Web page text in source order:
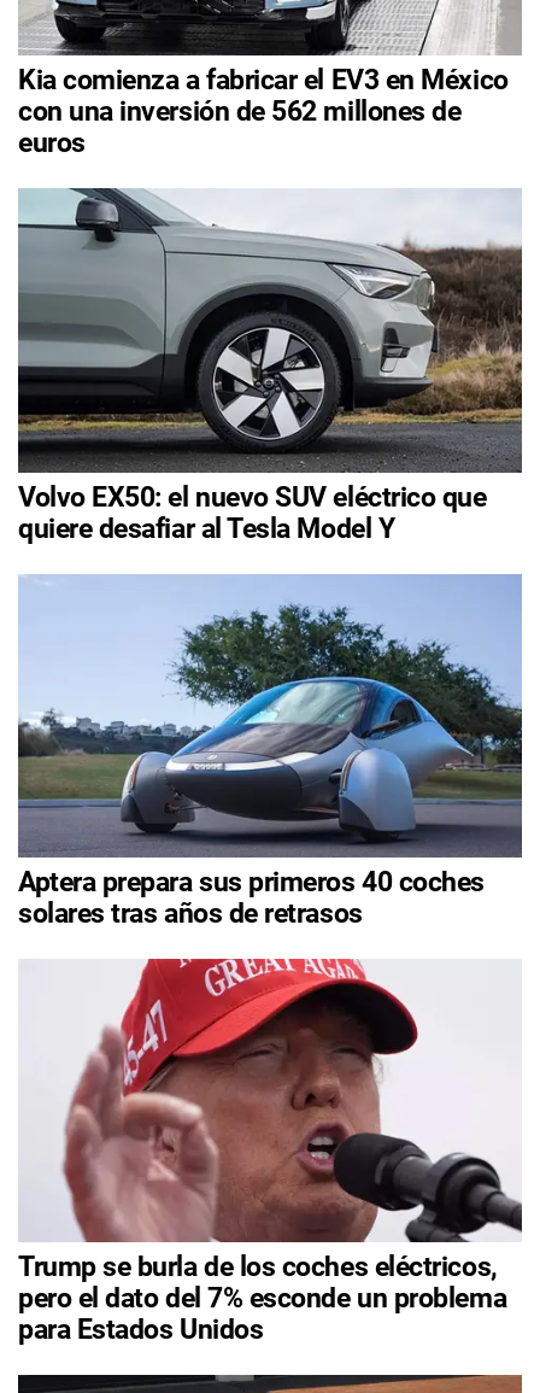
Kia comienza a fabricar el EV3 en México
con una inversión de 562 millones de
euros
Volvo EX50: el nuevo SUV eléctrico que
quiere desafiar al Tesla Model Y
Aptera prepara sus primeros 40 coches
solares tras años de retrasos
Trump se burla de los coches eléctricos,
pero el dato del 7% esconde un problema
para Estados Unidos